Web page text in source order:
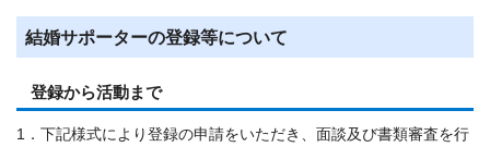
結婚サポーターの登録等について
登録から活動まで
1．下記様式により登録の申請をいただき、面談及び書類審査を行